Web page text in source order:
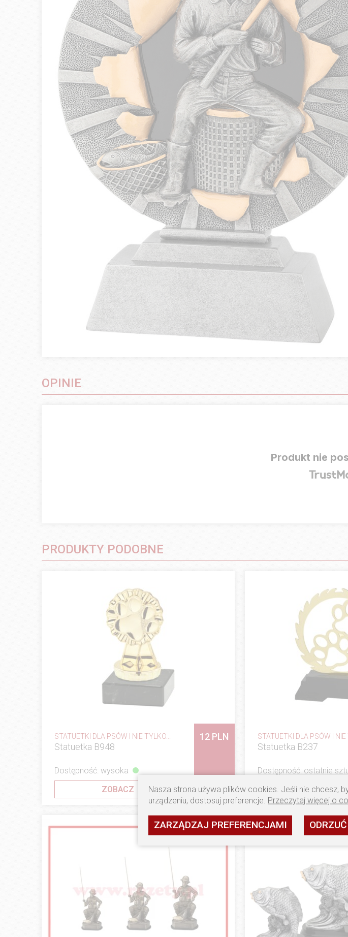
OPINIE
Produkt nie
PRODUKTY PODOBNE
STATUETKI DLA PSÓW I NIE TYLKO...
Statuetka B948
12 PLN
Dostępność: wysoka
ZOBACZ
STATUETKI DLA PSÓW I NIE
Statuetka B237
Dostępność: ostatnie
ZOBACZ
Nasza strona używa plików cookies. Jeśli nie chcesz,
urządzeniu, dostosuj preferencje. Przeczytaj więcej o
ZARZĄDZAJ PREFERENCJAMI ODRZUĆ